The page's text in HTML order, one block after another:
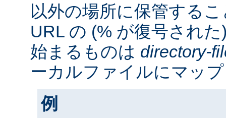
以外の場所に保管する
URL の (% が復号され
始まるものは directory-
ーカルファイルにマッ
例